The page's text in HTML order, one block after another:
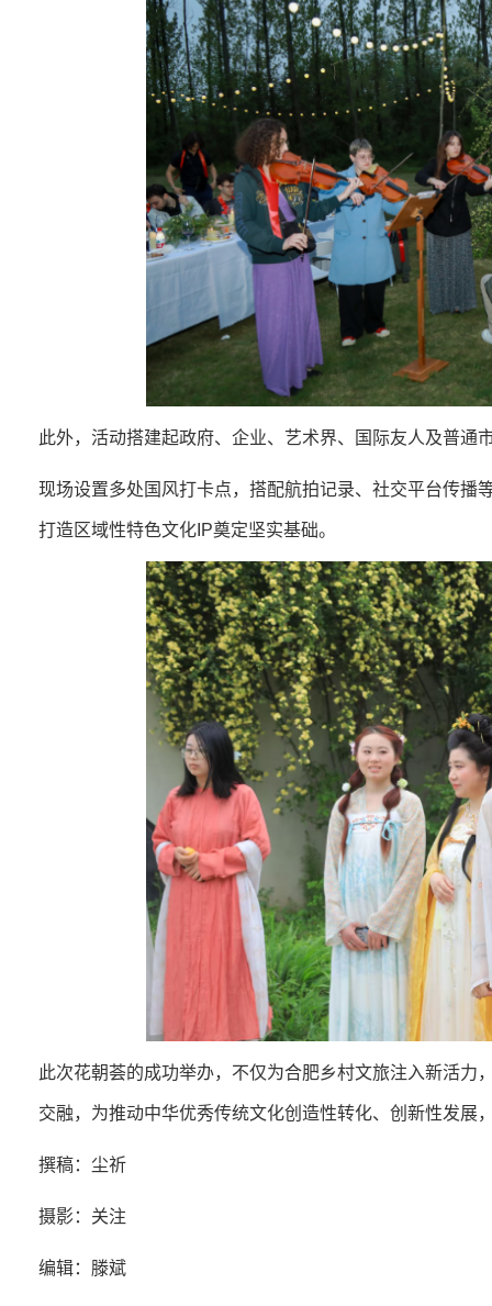
此外，活动搭建起政府、企业、艺术界、国际友人及普通
现场设置多处国风打卡点，搭配航拍记录、社交平台传播
打造区域性特色文化IP奠定坚实基础。
此次花朝荟的成功举办，不仅为合肥乡村文旅注入新活
交融，为推动中华优秀传统文化创造性转化、创新性发展
撰稿：尘祈
摄影：关注
编辑：滕斌